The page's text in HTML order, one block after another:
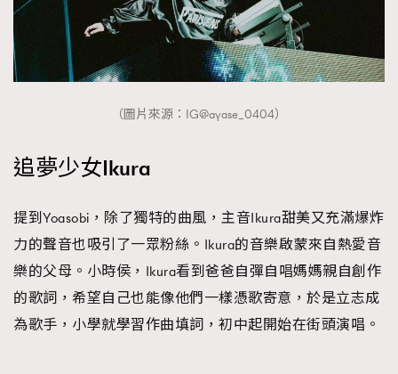
（圖片來源：IG@ayase_0404）
追夢少女Ikura
提到Yoasobi，除了獨特的曲風，主音Ikura甜美又充滿爆炸
力的聲音也吸引了一眾粉絲。Ikura的音樂啟蒙來自熱愛音
樂的父母。小時侯，Ikura看到爸爸自彈自唱媽媽親自創作
的歌詞，希望自己也能像他們一樣憑歌寄意，於是立志成
為歌手，小學就學習作曲填詞，初中起開始在街頭演唱。